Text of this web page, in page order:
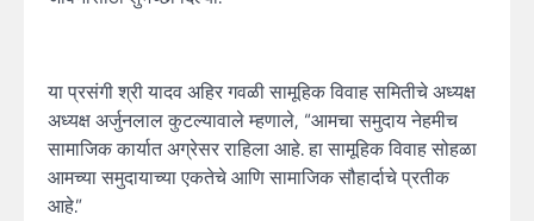
या प्रसंगी श्री यादव अहिर गवळी सामूहिक विवाह समितीचे अध्यक्ष
अध्यक्ष अर्जुनलाल कुटल्यावाले म्हणाले, “आमचा समुदाय नेहमीच
सामाजिक कार्यात अग्रेसर राहिला आहे. हा सामूहिक विवाह सोहळा
आमच्या समुदायाच्या एकतेचे आणि सामाजिक सौहार्दाचे प्रतीक
आहे.”